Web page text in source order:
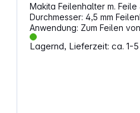
Makita Feilenhalter m. Feile
Durchmesser: 4,5 mm Feilenhalter mit Rundfeile
Anwendung: Zum Feilen
mm oder 1,3 mm
Lagernd, Lieferzeit: ca. 1-